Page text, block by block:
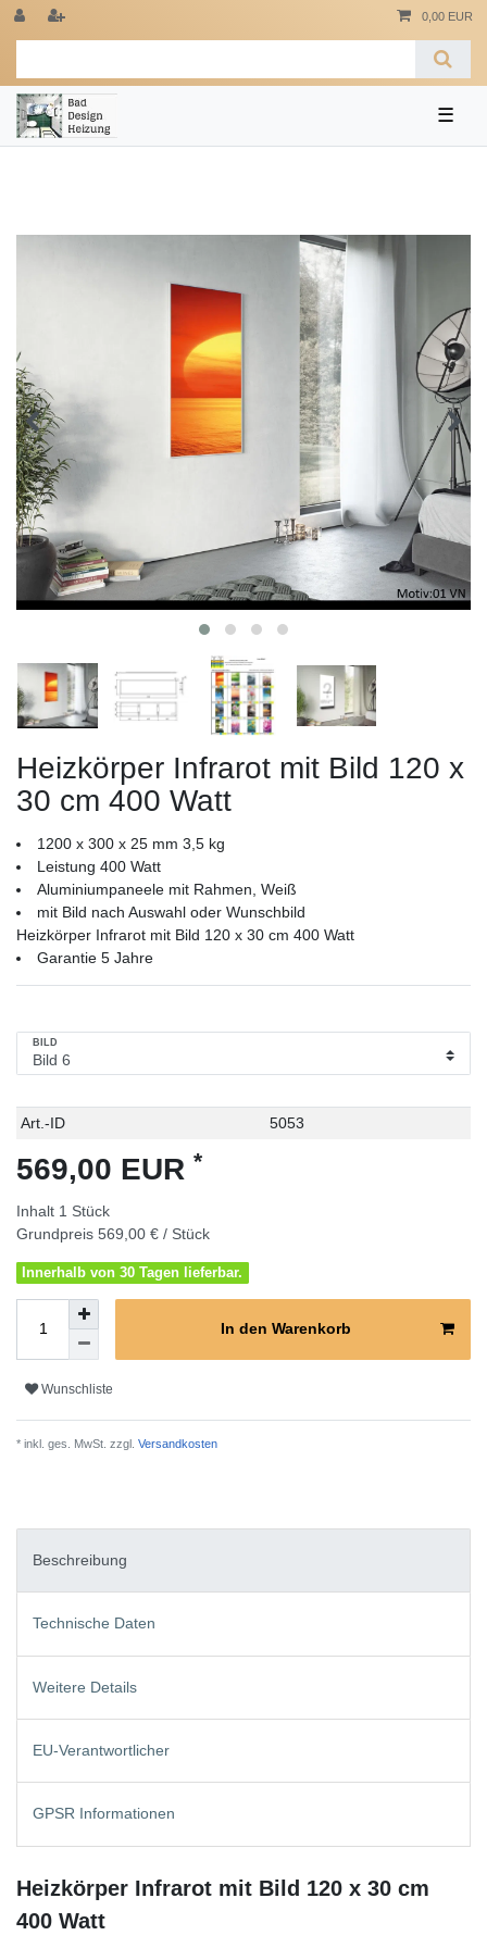
0,00 EUR
☰
Heizkörper Infrarot mit Bild 120 x
30 cm 400 Watt
1200 x 300 x 25 mm 3,5 kg
Leistung 400 Watt
Aluminiumpaneele mit Rahmen, Weiß
mit Bild nach Auswahl oder Wunschbild
Heizkörper Infrarot mit Bild 120 x 30 cm 400 Watt
Garantie 5 Jahre
BILD
Technisches
Wert
Art.-ID 5053
569,00 EUR *
Inhalt 1 Stück
Grundpreis 569,00 € / Stück
Innerhalb von 30 Tagen lieferbar.
In den Warenkorb
Wunschliste
* inkl. ges. MwSt. zzgl. Versandkosten
Beschreibung
Technische Daten
Weitere Details
EU-Verantwortlicher
GPSR Informationen
Heizkörper Infrarot mit Bild 120 x 30 cm
400 Watt